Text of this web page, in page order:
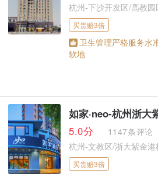
杭州-下沙开发区/高教园
买贵赔3倍
卫生管理严格服务水
软地
如家·neo-杭州浙大
5.0分
1147条评论
杭州-文教区/浙大紫金港
买贵赔3倍